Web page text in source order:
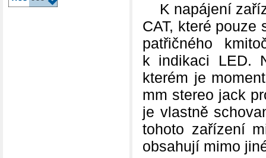
K napájení
CAT, které
patřičného
k indikaci LED.
kterém je
mm stereo jack
je vlastně
tohoto zařízení
obsahují mimo